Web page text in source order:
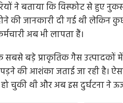
ने बताया कि विस्फोट से हुए
की जानकारी दी गई थी लेकिन
अब भी लापता हैं।
सबसे बड़े प्राकृतिक गैस उत्पादकों
की आशंका जताई जा रही है।
हो चुकी थी और अब इस दुर्घटना ने